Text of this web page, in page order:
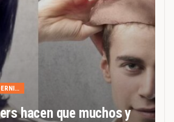
EL PEJERREY EMPEDERNIDO
hacen que muchos y